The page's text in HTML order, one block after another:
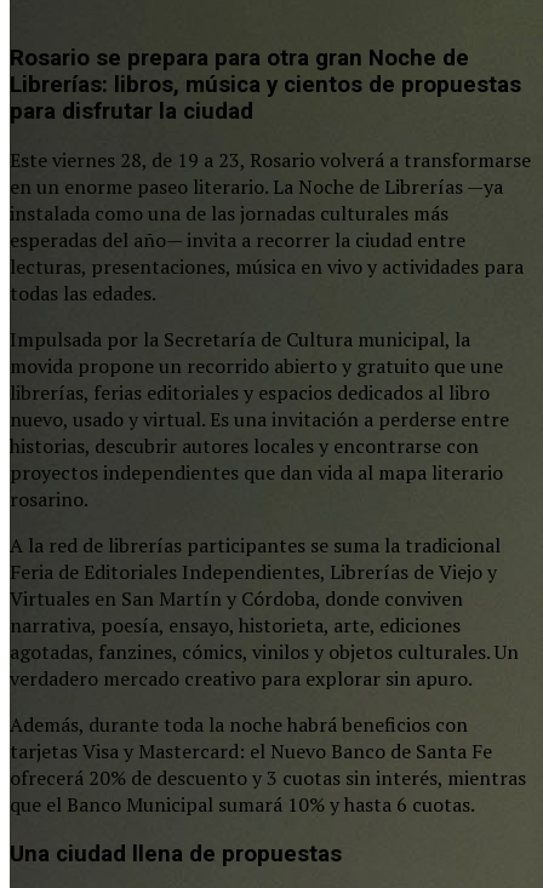
Rosario se prepara para otra gran Noche de
Librerías: libros, música y cientos de propuestas
para disfrutar la ciudad
Este viernes 28, de 19 a 23, Rosario volverá a transformarse
en un enorme paseo literario. La Noche de Librerías —ya
instalada como una de las jornadas culturales más
esperadas del año— invita a recorrer la ciudad entre
lecturas, presentaciones, música en vivo y actividades para
todas las edades.
Impulsada por la Secretaría de Cultura municipal, la
movida propone un recorrido abierto y gratuito que une
librerías, ferias editoriales y espacios dedicados al libro
nuevo, usado y virtual. Es una invitación a perderse entre
historias, descubrir autores locales y encontrarse con
proyectos independientes que dan vida al mapa literario
rosarino.
A la red de librerías participantes se suma la tradicional
Feria de Editoriales Independientes, Librerías de Viejo y
Virtuales en San Martín y Córdoba, donde conviven
narrativa, poesía, ensayo, historieta, arte, ediciones
agotadas, fanzines, cómics, vinilos y objetos culturales. Un
verdadero mercado creativo para explorar sin apuro.
Además, durante toda la noche habrá beneficios con
tarjetas Visa y Mastercard: el Nuevo Banco de Santa Fe
ofrecerá 20% de descuento y 3 cuotas sin interés, mientras
que el Banco Municipal sumará 10% y hasta 6 cuotas.
Una ciudad llena de propuestas